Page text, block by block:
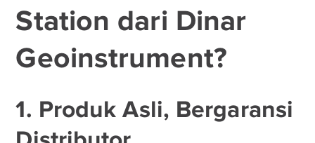
Station dari Dinar
Geoinstrument?
1. Produk Asli, Bergaransi